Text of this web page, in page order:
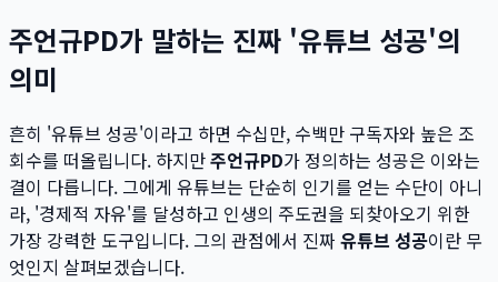
주언규PD가 말하는 진짜 '유튜브 성공'의
의미
흔히 '유튜브 성공'이라고 하면 수십만, 수백만 구독자와 높은 조
회수를 떠올립니다. 하지만주언규PD가 정의하는 성공은 이와는
결이 다릅니다. 그에게 유튜브는 단순히 인기를 얻는 수단이 아니
라, '경제적 자유'를 달성하고 인생의 주도권을 되찾아오기 위한
가장 강력한 도구입니다. 그의 관점에서 진짜 유튜브 성공이란 무
엇인지 살펴보겠습니다.